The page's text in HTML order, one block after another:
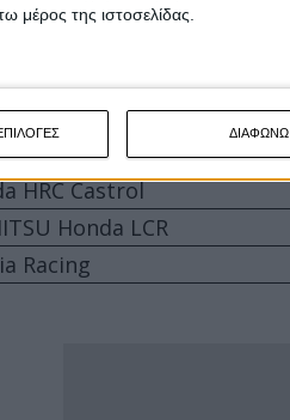
μέρος της ιστοσελίδας.
ΔΙΑΦΩΝΩ
Racing MotoGP
MotoGP Team
HRC Castrol
Honda LCR
Racing